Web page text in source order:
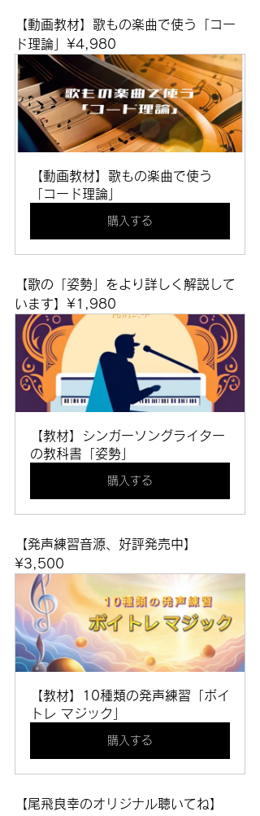
【動画教材】歌もの楽曲で使う「コー
ド理論」¥4,980
【動画教材】歌もの楽曲で使う
「コード理論」
購入する
【歌の「姿勢」をより詳しく解説して
います】¥1,980
【教材】シンガーソングライター
の教科書「姿勢」
購入する
【発声練習音源、好評発売中】
¥3,500
【教材】10種類の発声練習「ボイ
トレ マジック」
購入する
【尾飛良幸のオリジナル聴いてね】